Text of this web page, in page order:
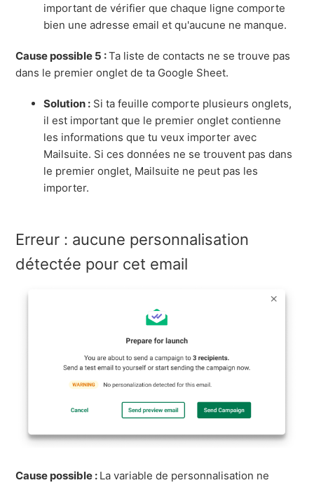
important de vérifier que chaque ligne comporte
bien une adresse email et qu'aucune ne manque.
Cause possible 5 :Ta liste de contacts ne se trouve pas
dans le premier onglet de ta Google Sheet.
Solution : Si ta feuille comporte plusieurs onglets,
il est important que le premier onglet contienne
les informations que tu veux importer avec
Mailsuite. Si ces données ne se trouvent pas dans
le premier onglet, Mailsuite ne peut pas les
importer.
Erreur : aucune personnalisation
détectée pour cet email
Cause possible : La variable de personnalisation ne